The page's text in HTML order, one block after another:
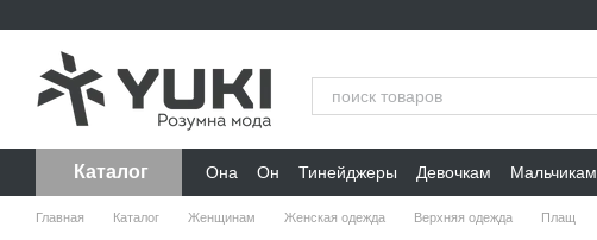
Каталог Она Он Тинейджеры Девочкам Мальчикам
Главная Каталог Женщинам Женская одежда Верхняя одежда Плащ